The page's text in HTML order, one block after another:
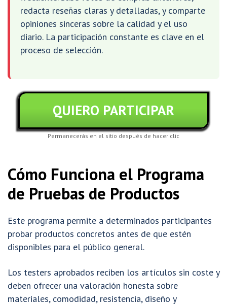
redacta reseñas claras y detalladas, y comparte
opiniones sinceras sobre la calidad y el uso
diario. La participación constante es clave en el
proceso de selección.
QUIERO PARTICIPAR
Permanecerás en el sitio después de hacer clic
Cómo Funciona el Programa
de Pruebas de Productos
Este programa permite a determinados participantes
probar productos concretos antes de que estén
disponibles para el público general.
Los testers aprobados reciben los artículos sin coste y
deben ofrecer una valoración honesta sobre
materiales, comodidad, resistencia, diseño y